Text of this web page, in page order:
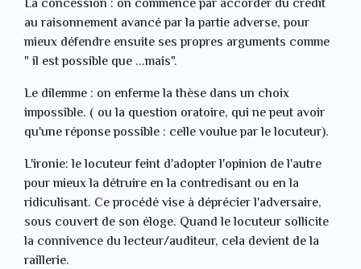
La concession : on commence par accorder du crédit
au raisonnement avancé par la partie adverse, pour
mieux défendre ensuite ses propres arguments comme
" il est possible que ...mais".
Le dilemme : on enferme la thèse dans un choix
impossible. ( ou la question oratoire, qui ne peut avoir
qu'une réponse possible : celle voulue par le locuteur).
L'ironie: le locuteur feint d'adopter l'opinion de l'autre
pour mieux la détruire en la contredisant ou en la
ridiculisant. Ce procédé vise à déprécier l'adversaire,
sous couvert de son éloge. Quand le locuteur sollicite
la connivence du lecteur/auditeur, cela devient de la
raillerie.